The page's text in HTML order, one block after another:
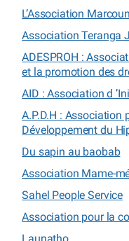
L’Association
Association Teranga
ADESPROH :
et la promotion des
AID : Association d
A.P.D.H : Association
Développement du
Du sapin au baobab
Association Mame-
Sahel People Service
Association pour la